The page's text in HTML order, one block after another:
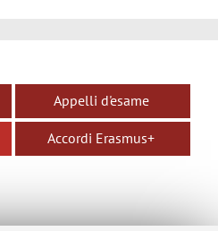
Appelli d'esame
Accordi Erasmus+